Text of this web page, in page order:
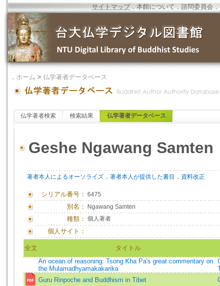
サイトマップ．本館について ．諮問委員会 ．
． ホーム > 仏学著者データベース
仏学著者検索 検索結果 仏学著者データベース
Geshe Ngawang Samten
著者本人によるオーソライズ ． 著者本人が提供した書目 ． 資料改正
シリアル番号： 6475
別名： Ngawang Samten
種類： 個人著者
個人サイト：
全文
タイトル
An ocean of reasoning: Tsong Kha Pa's great commentary on
the Mulamadhyamakakarika
Guru Rinpoche and Buddhism in Tibet